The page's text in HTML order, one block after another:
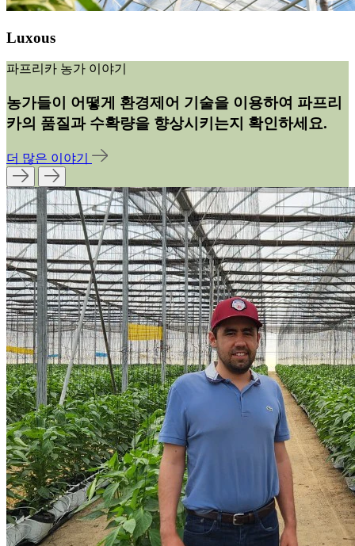
Luxous
파프리카 농가 이야기
농가들이 어떻게 환경제어 기술을 이용하여 파프리
카의 품질과 수확량을 향상시키는지 확인하세요.
더 많은 이야기